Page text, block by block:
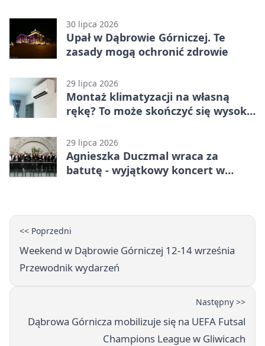
30 lipca 2026
Upał w Dąbrowie Górniczej. Te
zasady mogą ochronić zdrowie
29 lipca 2026
Montaż klimatyzacji na własną
rękę? To może skończyć się wysoką
29 lipca 2026
Agnieszka Duczmal wraca za
batutę - wyjątkowy koncert w
<< Poprzedni
Weekend w Dąbrowie Górniczej 12-14 września
Przewodnik wydarzeń
Następny >>
Dąbrowa Górnicza mobilizuje się na UEFA Futsal
Champions League w Gliwicach